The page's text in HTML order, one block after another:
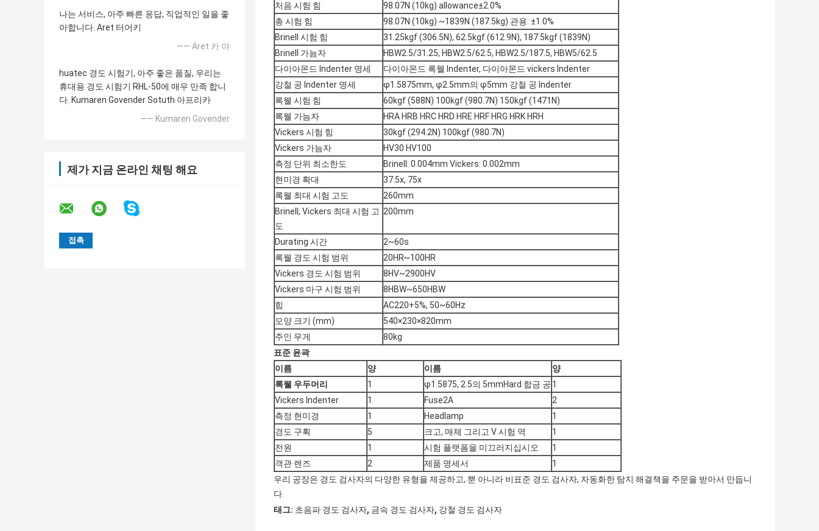
나는 서비스, 아주 빠른 응답, 직업적인 일을 좋
아합니다. Aret 터어키
—— Aret 카 야
huatec 경도 시험기, 아주 좋은 품질, 우리는
휴대용 경도 시험기 RHL-50에 매우 만족 합니
다. Kumaren Govender Sotuth 아프리카
—— Kumaren Govender
제가 지금 온라인 채팅 해요
처음 시험 힘
98.07N (10kg) allowance±2.0%
총 시험 힘
98.07N (10kg) ~1839N (187.5kg) 관용: ±1.0%
Brinell 시험 힘
31.25kgf (306.5N), 62.5kgf (612.9N), 187.5kgf (1839N)
Brinell 가늠자
HBW2.5/31.25, HBW2.5/62.5, HBW2.5/187.5, HBW5/62.5
다이아몬드 Indenter 명세
다이아몬드 록웰 Indenter, 다이아몬드 vickers Indenter
강철 공 Indenter 명세
φ1.5875mm, φ2.5mm의 φ5mm 강철 공 Indenter
록웰 시험 힘
60kgf (588N) 100kgf (980.7N) 150kgf (1471N)
록웰 가늠자
HRA HRB HRC HRD HRE HRF HRG HRK HRH
Vickers 시험 힘
30kgf (294.2N) 100kgf (980.7N)
Vickers 가늠자
HV30 HV100
측정 단위 최소한도
Brinell: 0.004mm Vickers: 0.002mm
현미경 확대
37.5x, 75x
록웰 최대 시험 고도
260mm
Brinell, Vickers 최대 시험 고
도
200mm
Durating 시간
2~60s
록웰 경도 시험 범위
20HR~100HR
Vickers 경도 시험 범위
8HV~2900HV
Vickers 마구 시험 범위
8HBW~650HBW
힘
AC220+5%, 50~60Hz
모양 크기 (mm)
540×230×820mm
주인 무게
80kg
표준 윤곽
이름
양 이름
양
록웰 우두머리
1 φ1.5875, 2.5의 5mmHard 합금 공 1
Vickers Indenter
1 Fuse2A
2
측정 현미경
1 Headlamp
1
경도 구획
5 크고, 매체 그리고 V 시험 역
1
전원
1 시험 플랫폼을 미끄러지십시오
1
객관 렌즈
2 제품 명세서
1
우리 공장은 경도 검사자의 다양한 유형을 제공하고, 뿐 아니라 비표준 경도 검사자, 자동화한 탐지 해결책을 주문을 받아서 만듭니
다.
태그: 초음파 경도 검사자, 금속 경도 검사자, 강철 경도 검사자